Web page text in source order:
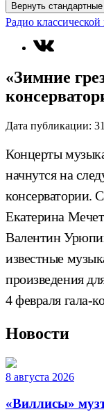
Вернуть
Радио
«Зимние
Дата публикации:
Концерты
начнутся на
консерватории.
Екатерина
Валентин
известные
произведения
4 февраля гала-
Новости
8 августа 2026
«Виллисы»